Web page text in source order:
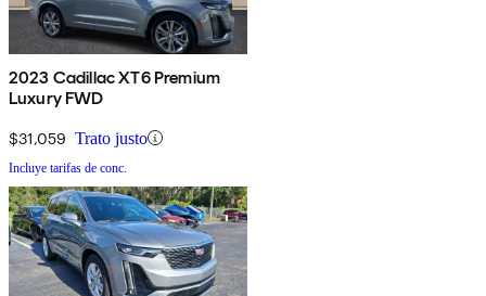
2023 Cadillac XT6 Premium
Luxury FWD
$31,059 Trato justo
Incluye tarifas de conc.